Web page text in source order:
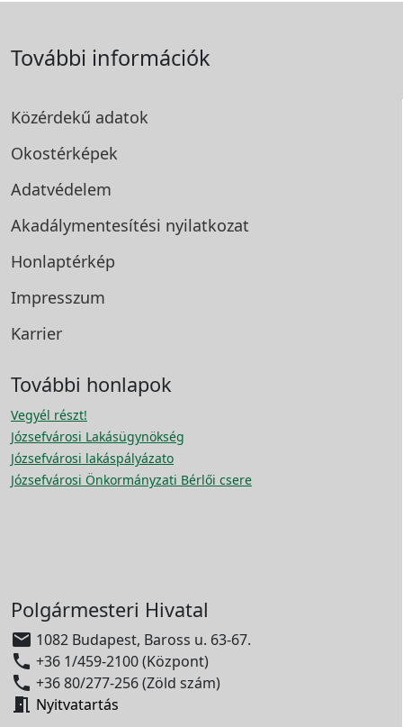
További információk
Közérdekű adatok
Okostérképek
Adatvédelem
Akadálymentesítési nyilatkozat
Honlaptérkép
Impresszum
Karrier
További honlapok
Vegyél részt!
Józsefvárosi Lakásügynökség
Józsefvárosi lakáspályázato
Józsefvárosi Önkormányzati Bérlői csere
Polgármesteri Hivatal
 1082 Budapest, Baross u. 63-67.
 +36 1/459-2100 (Központ)
 +36 80/277-256 (Zöld szám)
 Nyitvatartás